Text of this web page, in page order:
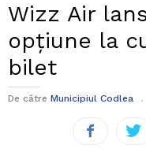
Wizz Air
opțiune la
bilet
De către Municipiul Codlea